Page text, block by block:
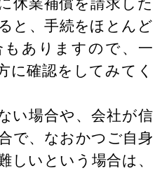
と、手続をほとんど
ありますので、一
に確認をしてみてく
い場合や、会社が信
で、なおかつご自身
しいという場合は、